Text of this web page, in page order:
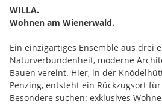
WILLA.
Wohnen am Wienerwald.
Ein einzigartiges Ensemble aus drei
Naturverbundenheit, moderne
Bauen vereint. Hier, in der
Penzing, entsteht ein Rückzugsort
Besondere suchen: exklusives